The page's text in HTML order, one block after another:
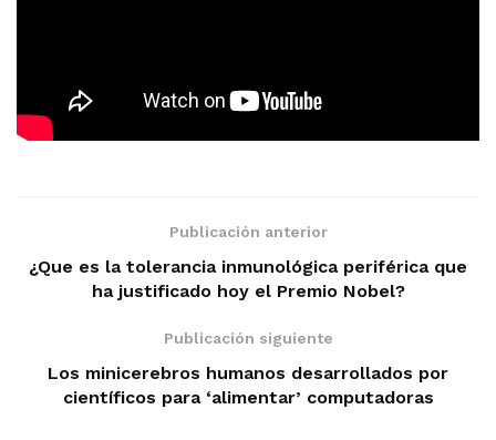
Publicación anterior
¿Que es la tolerancia inmunológica periférica que
ha justificado hoy el Premio Nobel?
Publicación siguiente
Los minicerebros humanos desarrollados por
científicos para ‘alimentar’ computadoras